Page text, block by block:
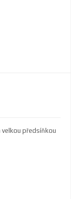
velkou předsíňkou